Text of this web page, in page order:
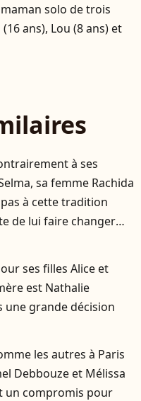
solo de trois
ans), Lou (8 ans) et
à ses
sa femme Rachida
à cette tradition
de lui faire changer
ses filles Alice et
est Nathalie
une grande décision
les autres à Paris
Debbouze et Mélissa
un compromis pour